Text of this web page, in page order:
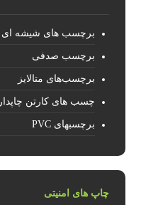
برچسب های شیشه ای
برچسب صدفی
برچسب‌های متالایز
چسب های کارتن چاپدار
برچسبهای PVC
چاپ های امنیتی